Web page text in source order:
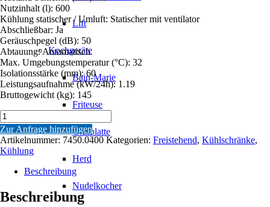
Lift
Kochgeräte
Bain-Marie
Friteuse
Grillplatte
Herd
Nudelkocher
Nutzinhalt (l): 600
Kühlung statischer / Umluft: Statischer mit ventilator
Abschließbar: Ja
Geräuschpegel (dB): 50
Abtauung: Automatisch
Max. Umgebungstemperatur (°C): 32
Isolationsstärke (mm): 60
Leistungsaufnahme (kW/24h): 1.19
Bruttogewicht (kg): 145
KÜHLSCHRANK
RFS+ALU
600
LTR
STATISCH
Menge
Zur Anfrage hinzufügen
Artikelnummer: 7450.0400 Kategorien: Freistehend, Kühlschränke,
Kühlung
Beschreibung
Beschreibung